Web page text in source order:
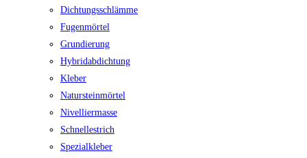
Dichtungsschlämme
Fugenmörtel
Grundierung
Hybridabdichtung
Kleber
Natursteinmörtel
Nivelliermasse
Schnellestrich
Spezialkleber